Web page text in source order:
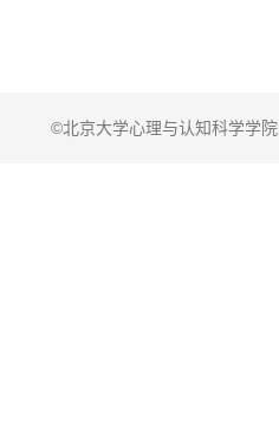
©北京大学心理与认知科学学院